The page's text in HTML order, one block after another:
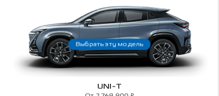
UNI-T
Выбрать эту модель